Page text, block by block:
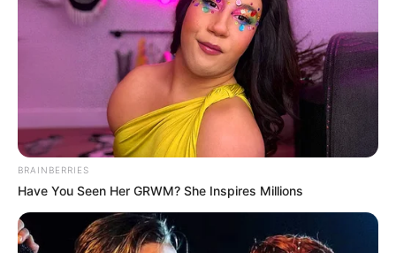
BRAINBERRIES
Have You Seen Her GRWM? She Inspires Millions